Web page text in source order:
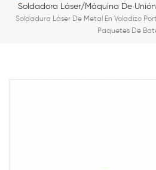
Soldadora Láser/máquina De
Soldadura Láser De Metal En Voladizo
Paquetes De